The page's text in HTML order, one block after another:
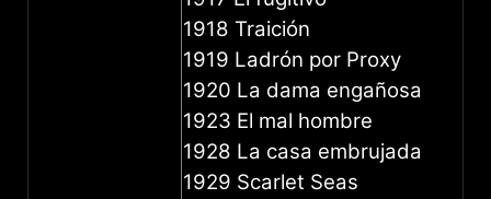
1918 Traición
1919 Ladrón por Proxy
1920 La dama engañosa
1923 El mal hombre
1928 La casa embrujada
1929 Scarlet Seas